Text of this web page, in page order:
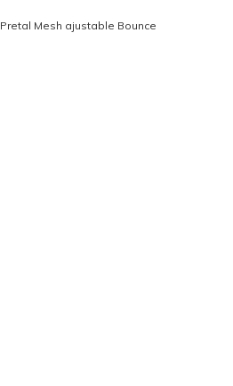
Pretal Mesh ajustable Bounce